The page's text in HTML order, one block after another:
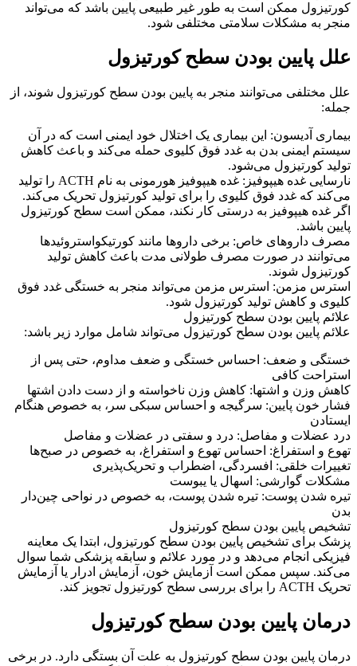
کورتیزول ممکن است به طور غیر طبیعی پایین باشد که می‌تواند
منجر به مشکلات سلامتی مختلفی شود.
علل پایین بودن سطح کورتیزول
علل مختلفی می‌توانند منجر به پایین بودن سطح کورتیزول شوند، از
جمله:
بیماری آدیسون: این بیماری یک اختلال خود ایمنی است که در آن
سیستم ایمنی بدن به غدد فوق کلیوی حمله می‌کند و باعث کاهش
تولید کورتیزول می‌شود.
نارسایی غده هیپوفیز: غده هیپوفیز هورمونی به نام ACTH را تولید
می‌کند که غدد فوق کلیوی را برای تولید کورتیزول تحریک می‌کند.
اگر غده هیپوفیز به درستی کار نکند، ممکن است سطح کورتیزول
پایین باشد.
مصرف داروهای خاص: برخی داروها مانند کورتیکواستروئیدها
می‌توانند در صورت مصرف طولانی مدت باعث کاهش تولید
کورتیزول شوند.
استرس مزمن: استرس مزمن می‌تواند منجر به خستگی غدد فوق
کلیوی و کاهش تولید کورتیزول شود.
علائم پایین بودن سطح کورتیزول
علائم پایین بودن سطح کورتیزول می‌تواند شامل موارد زیر باشد:
خستگی و ضعف: احساس خستگی و ضعف مداوم، حتی پس از
استراحت کافی
کاهش وزن و اشتها: کاهش وزن ناخواسته و از دست دادن اشتها
فشار خون پایین: سرگیجه و احساس سبکی سر، به خصوص هنگام
ایستادن
درد عضلات و مفاصل: درد و سفتی در عضلات و مفاصل
تهوع و استفراغ: احساس تهوع و استفراغ، به خصوص در صبح‌ها
تغییرات خلقی: افسردگی، اضطراب و تحریک‌پذیری
مشکلات گوارشی: اسهال یا یبوست
تیره شدن پوست: تیره شدن پوست، به خصوص در نواحی چین‌دار
بدن
تشخیص پایین بودن سطح کورتیزول
پزشک برای تشخیص پایین بودن سطح کورتیزول، ابتدا یک معاینه
فیزیکی انجام می‌دهد و در مورد علائم و سابقه پزشکی شما سوال
می‌کند. سپس ممکن است آزمایش خون، آزمایش ادرار یا آزمایش
تحریک ACTH را برای بررسی سطح کورتیزول تجویز کند.
درمان پایین بودن سطح کورتیزول
درمان پایین بودن سطح کورتیزول به علت آن بستگی دارد. در برخی